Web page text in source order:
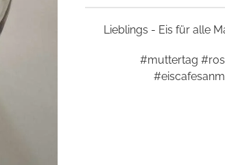
Lieblings - Eis für alle
#muttertag